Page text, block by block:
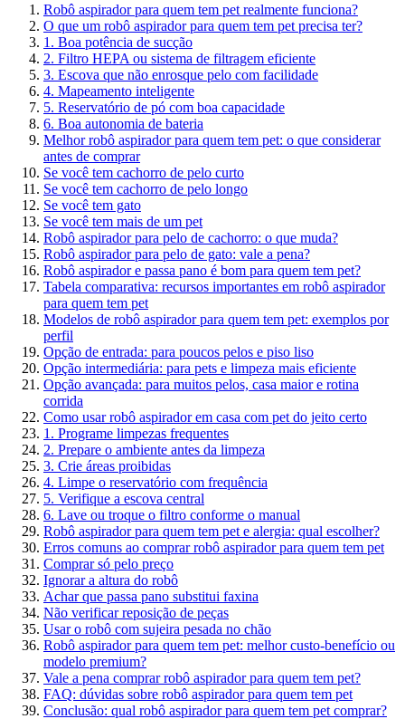
Robô aspirador para quem tem pet realmente funciona?
O que um robô aspirador para quem tem pet precisa ter?
1. Boa potência de sucção
2. Filtro HEPA ou sistema de filtragem eficiente
3. Escova que não enrosque pelo com facilidade
4. Mapeamento inteligente
5. Reservatório de pó com boa capacidade
6. Boa autonomia de bateria
Melhor robô aspirador para quem tem pet: o que considerar
antes de comprar
Se você tem cachorro de pelo curto
Se você tem cachorro de pelo longo
Se você tem gato
Se você tem mais de um pet
Robô aspirador para pelo de cachorro: o que muda?
Robô aspirador para pelo de gato: vale a pena?
Robô aspirador e passa pano é bom para quem tem pet?
Tabela comparativa: recursos importantes em robô aspirador
para quem tem pet
Modelos de robô aspirador para quem tem pet: exemplos por
perfil
Opção de entrada: para poucos pelos e piso liso
Opção intermediária: para pets e limpeza mais eficiente
Opção avançada: para muitos pelos, casa maior e rotina
corrida
Como usar robô aspirador em casa com pet do jeito certo
1. Programe limpezas frequentes
2. Prepare o ambiente antes da limpeza
3. Crie áreas proibidas
4. Limpe o reservatório com frequência
5. Verifique a escova central
6. Lave ou troque o filtro conforme o manual
Robô aspirador para quem tem pet e alergia: qual escolher?
Erros comuns ao comprar robô aspirador para quem tem pet
Comprar só pelo preço
Ignorar a altura do robô
Achar que passa pano substitui faxina
Não verificar reposição de peças
Usar o robô com sujeira pesada no chão
Robô aspirador para quem tem pet: melhor custo-benefício ou
modelo premium?
Vale a pena comprar robô aspirador para quem tem pet?
FAQ: dúvidas sobre robô aspirador para quem tem pet
Conclusão: qual robô aspirador para quem tem pet comprar?